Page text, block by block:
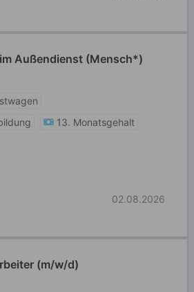
Außendienst (Mensch*)
13. Monatsgehalt
02.08.2026
(m/w/d)